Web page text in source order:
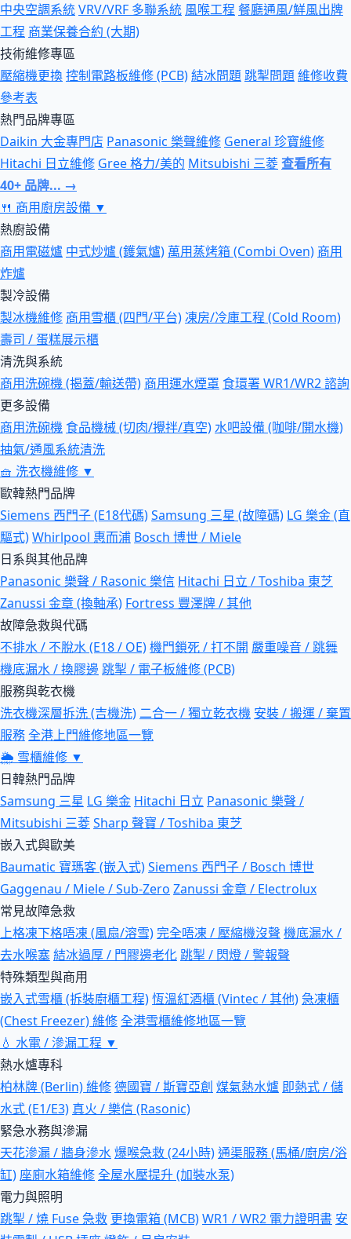
中央空調系統VRV/VRF 多聯系統 風喉工程 餐廳通風/鮮風出牌
工程 商業保養合約 (大期)
技術維修專區
壓縮機更換控制電路板維修 (PCB)結冰問題跳掣問題維修收費
參考表
熱門品牌專區
Daikin 大金專門店 Panasonic 樂聲維修 General 珍寶維修
Hitachi 日立維修 Gree 格力/美的 Mitsubishi 三菱查看所有
40+ 品牌... →
🍴 商用廚房設備 ▼
熱廚設備
商用電磁爐 中式炒爐 (鑊氣爐) 萬用蒸烤箱 (Combi Oven) 商用
炸爐
製冷設備
製冰機維修 商用雪櫃 (四門/平台)凍房/冷庫工程 (Cold Room)
壽司 / 蛋糕展示櫃
清洗與系統
商用洗碗機 (揭蓋/輸送帶) 商用運水煙罩 食環署 WR1/WR2 諮詢
更多設備
商用洗碗機 食品機械 (切肉/攪拌/真空)水吧設備 (咖啡/開水機)
抽氣/通風系統清洗
🧺 洗衣機維修 ▼
歐韓熱門品牌
Siemens 西門子 (E18代碼)Samsung 三星 (故障碼) LG 樂金 (直
驅式)Whirlpool 惠而浦 Bosch 博世 / Miele
日系與其他品牌
Panasonic 樂聲 / Rasonic 樂信 Hitachi 日立 / Toshiba 東芝
Zanussi 金章 (換軸承) Fortress 豐澤牌 / 其他
故障急救與代碼
不排水 / 不脫水 (E18 / OE)機門鎖死 / 打不開 嚴重噪音 / 跳舞
機底漏水 / 換膠邊跳掣 / 電子板維修 (PCB)
服務與乾衣機
洗衣機深層拆洗 (吉機洗) 二合一 / 獨立乾衣機 安裝 / 搬運 / 棄置
服務全港上門維修地區一覽
🌦 雪櫃維修 ▼
日韓熱門品牌
Samsung 三星 LG 樂金 Hitachi 日立 Panasonic 樂聲 /
Mitsubishi 三菱Sharp 聲寶 / Toshiba 東芝
嵌入式與歐美
Baumatic 寶瑪客 (嵌入式)Siemens 西門子 / Bosch 博世
Gaggenau / Miele / Sub-Zero Zanussi 金章 / Electrolux
常見故障急救
上格凍下格唔凍 (風扇/溶雪)完全唔凍 / 壓縮機沒聲 機底漏水 /
去水喉塞結冰過厚 / 門膠邊老化跳掣 / 閃燈 / 警報聲
特殊類型與商用
嵌入式雪櫃 (拆裝廚櫃工程)恆溫紅酒櫃 (Vintec / 其他)急凍櫃
(Chest Freezer) 維修全港雪櫃維修地區一覽
💧 水電 / 滲漏工程 ▼
熱水爐專科
柏林牌 (Berlin) 維修德國寶 / 斯寶亞創 煤氣熱水爐 即熱式 / 儲
水式 (E1/E3) 真火 / 樂信 (Rasonic)
緊急水務與滲漏
天花滲漏 / 牆身滲水爆喉急救 (24小時)通渠服務 (馬桶/廚房/浴
缸) 座廁水箱維修全屋水壓提升 (加裝水泵)
電力與照明
跳掣 / 燒 Fuse 急救 更換電箱 (MCB)WR1 / WR2 電力證明書 安